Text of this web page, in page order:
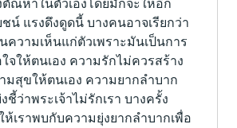
ชน์ แรงดึงดูดนี้ บางคนอาจเรียกว่า
ความเห็นแก่ตัวเพราะมันเป็นการ
จให้ตนเอง ความรักไม่ควรสร้าง
มสุขให้ตนเอง ความยากลำบาก
ว่าพระเจ้าไม่รักเรา บางครั้ง
ห้เราพบกับความยุ่งยากลำบากเพื่อ